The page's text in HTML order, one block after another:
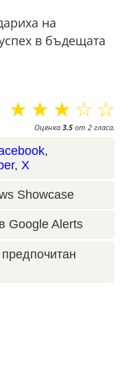
на
в бъдещата
☆
☆
☆
☆
☆
Оценка 3.5 от 2 гласа.
,
, X
Showcase
Google Alerts